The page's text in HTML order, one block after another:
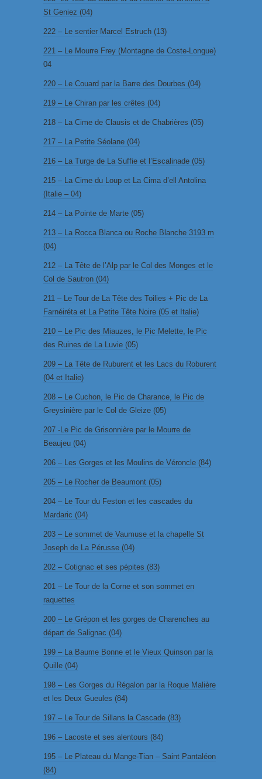
St Geniez (04)
222 – Le sentier Marcel Estruch (13)
221 – Le Mourre Frey (Montagne de Coste-Longue)
04
220 – Le Couard par la Barre des Dourbes (04)
219 – Le Chiran par les crêtes (04)
218 – La Cime de Clausis et de Chabrières (05)
217 – La Petite Séolane (04)
216 – La Turge de La Suffie et l’Escalinade (05)
215 – La Cime du Loup et La Cima d’ell Antolina
(Italie – 04)
214 – La Pointe de Marte (05)
213 – La Rocca Blanca ou Roche Blanche 3193 m
(04)
212 – La Tête de l’Alp par le Col des Monges et le
Col de Sautron (04)
211 – Le Tour de La Tête des Toilies + Pic de La
Farnéiréta et La Petite Tête Noire (05 et Italie)
210 – Le Pic des Miauzes, le Pic Melette, le Pic
des Ruines de La Luvie (05)
209 – La Tête de Ruburent et les Lacs du Roburent
(04 et Italie)
208 – Le Cuchon, le Pic de Charance, le Pic de
Greysinière par le Col de Gleize (05)
207 -Le Pic de Grisonnière par le Mourre de
Beaujeu (04)
206 – Les Gorges et les Moulins de Véroncle (84)
205 – Le Rocher de Beaumont (05)
204 – Le Tour du Feston et les cascades du
Mardaric (04)
203 – Le sommet de Vaumuse et la chapelle St
Joseph de La Pérusse (04)
202 – Cotignac et ses pépites (83)
201 – Le Tour de la Corne et son sommet en
raquettes
200 – Le Grépon et les gorges de Charenches au
départ de Salignac (04)
199 – La Baume Bonne et le Vieux Quinson par la
Quille (04)
198 – Les Gorges du Régalon par la Roque Malière
et les Deux Gueules (84)
197 – Le Tour de Sillans la Cascade (83)
196 – Lacoste et ses alentours (84)
195 – Le Plateau du Mange-Tian – Saint Pantaléon
(84)